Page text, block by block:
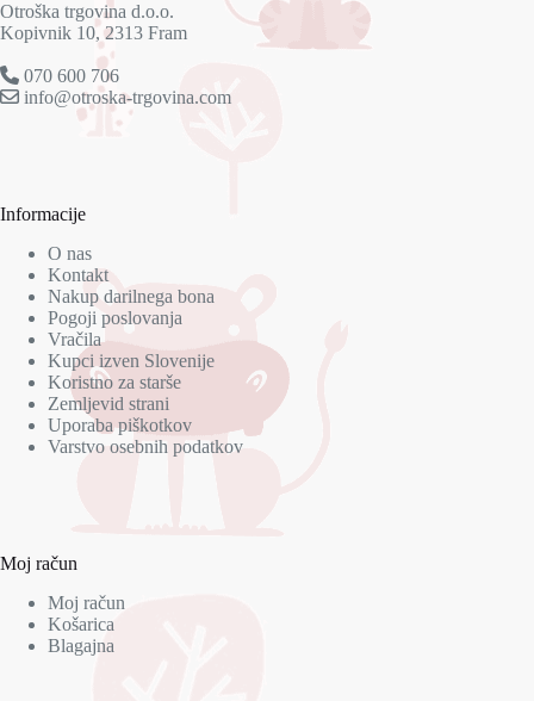
Otroška trgovina d.o.o.
Kopivnik 10, 2313 Fram
070 600 706
info@otroska-trgovina.com
Informacije
O nas
Kontakt
Nakup darilnega bona
Pogoji poslovanja
Vračila
Kupci izven Slovenije
Koristno za starše
Zemljevid strani
Uporaba piškotkov
Varstvo osebnih podatkov
Moj račun
Moj račun
Košarica
Blagajna